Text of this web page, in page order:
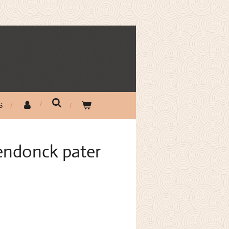
pater